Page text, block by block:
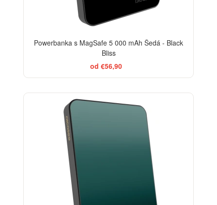
Powerbanka s MagSafe 5 000 mAh Šedá - Black
Bliss
od €56,90